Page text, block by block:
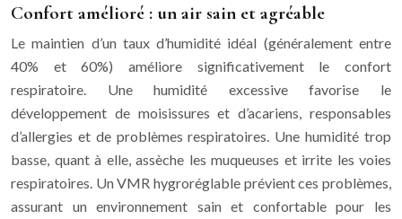
Confort amélioré : un air sain et agréable
Le maintien d’un taux d’humidité idéal (généralement entre
40% et 60%) améliore significativement le confort
respiratoire. Une humidité excessive favorise le
développement de moisissures et d’acariens, responsables
d’allergies et de problèmes respiratoires. Une humidité trop
basse, quant à elle, assèche les muqueuses et irrite les voies
respiratoires. Un VMR hygroréglable prévient ces problèmes,
assurant un environnement sain et confortable pour les